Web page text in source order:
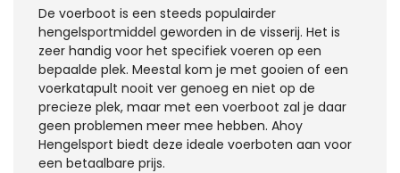
De voerboot is een steeds populairder
hengelsportmiddel geworden in de visserij. Het is
zeer handig voor het specifiek voeren op een
bepaalde plek. Meestal kom je met gooien of een
voerkatapult nooit ver genoeg en niet op de
precieze plek, maar met een voerboot zal je daar
geen problemen meer mee hebben. Ahoy
Hengelsport biedt deze ideale voerboten aan voor
een betaalbare prijs.